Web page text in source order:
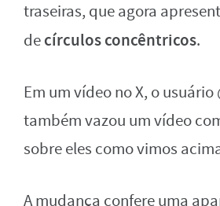
traseiras, que agora
decírculos concêntricos.
Em um vídeo no X, o usuário
também vazou um vídeo
sobre eles como vimos
A mudança confere uma